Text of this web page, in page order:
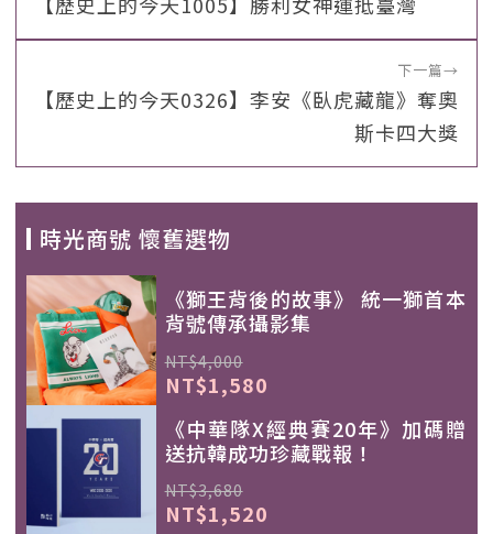
下一篇→
【歷史上的今天0326】李安《臥虎藏龍》奪奧
斯卡四大獎
時光商號 懷舊選物
《獅王背後的故事》 統一獅首本
背號傳承攝影集
NT$4,000
NT$1,580
《中華隊X經典賽20年》加碼贈
送抗韓成功珍藏戰報！
NT$3,680
NT$1,520